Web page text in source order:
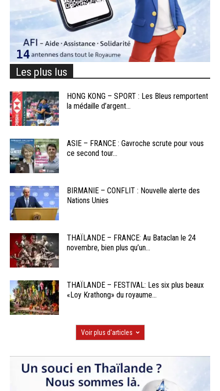
Les plus lus
HONG KONG – SPORT : Les Bleus remportent
la médaille d’argent...
ASIE – FRANCE : Gavroche scrute pour vous
ce second tour...
BIRMANIE – CONFLIT : Nouvelle alerte des
Nations Unies
THAÏLANDE – FRANCE: Au Bataclan le 24
novembre, bien plus qu’un...
THAÏLANDE – FESTIVAL: Les six plus beaux
«Loy Krathong» du royaume...
Voir plus d'articles